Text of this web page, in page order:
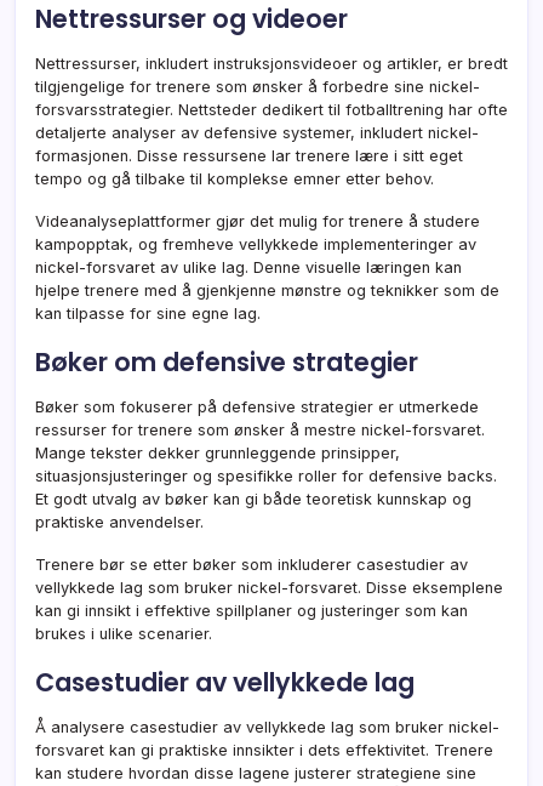
Nettressurser og videoer
Nettressurser, inkludert instruksjonsvideoer og artikler, er bredt
tilgjengelige for trenere som ønsker å forbedre sine nickel-
forsvarsstrategier. Nettsteder dedikert til fotballtrening har ofte
detaljerte analyser av defensive systemer, inkludert nickel-
formasjonen. Disse ressursene lar trenere lære i sitt eget
tempo og gå tilbake til komplekse emner etter behov.
Videanalyseplattformer gjør det mulig for trenere å studere
kampopptak, og fremheve vellykkede implementeringer av
nickel-forsvaret av ulike lag. Denne visuelle læringen kan
hjelpe trenere med å gjenkjenne mønstre og teknikker som de
kan tilpasse for sine egne lag.
Bøker om defensive strategier
Bøker som fokuserer på defensive strategier er utmerkede
ressurser for trenere som ønsker å mestre nickel-forsvaret.
Mange tekster dekker grunnleggende prinsipper,
situasjonsjusteringer og spesifikke roller for defensive backs.
Et godt utvalg av bøker kan gi både teoretisk kunnskap og
praktiske anvendelser.
Trenere bør se etter bøker som inkluderer casestudier av
vellykkede lag som bruker nickel-forsvaret. Disse eksemplene
kan gi innsikt i effektive spillplaner og justeringer som kan
brukes i ulike scenarier.
Casestudier av vellykkede lag
Å analysere casestudier av vellykkede lag som bruker nickel-
forsvaret kan gi praktiske innsikter i dets effektivitet. Trenere
kan studere hvordan disse lagene justerer strategiene sine